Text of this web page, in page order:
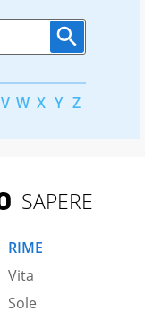
V W X Y Z
SAPERE
RIME
Vita
Sole